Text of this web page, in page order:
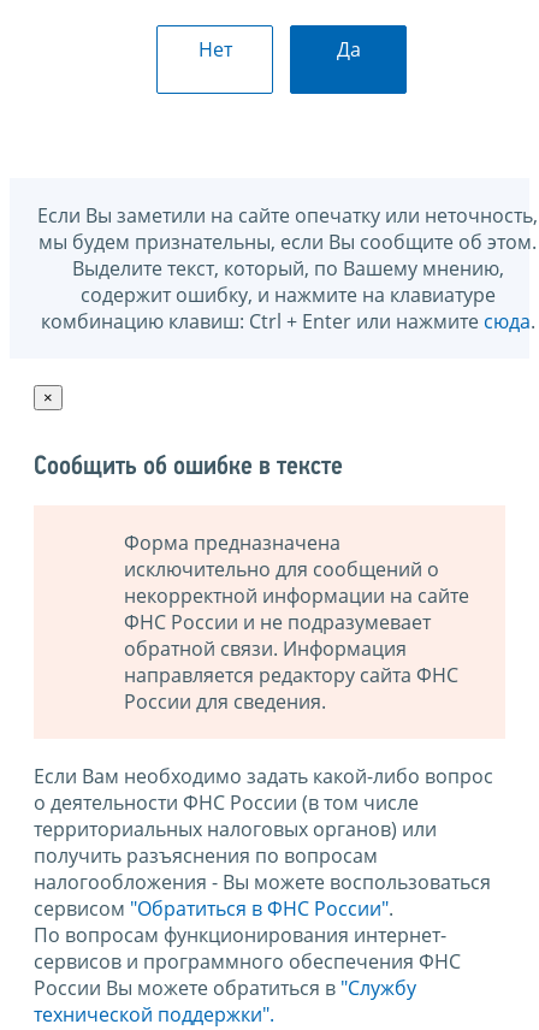
Нет Да
Если Вы заметили на сайте опечатку или неточность,
мы будем признательны, если Вы сообщите об этом.
Выделите текст, который, по Вашему мнению,
содержит ошибку, и нажмите на клавиатуре
комбинацию клавиш: Ctrl + Enter или нажмите сюда.
×
Сообщить об ошибке в тексте
Форма предназначена
исключительно для сообщений о
некорректной информации на сайте
ФНС России и не подразумевает
обратной связи. Информация
направляется редактору сайта ФНС
России для сведения.
Если Вам необходимо задать какой-либо вопрос
о деятельности ФНС России (в том числе
территориальных налоговых органов) или
получить разъяснения по вопросам
налогообложения - Вы можете воспользоваться
сервисом "Обратиться в ФНС России".
По вопросам функционирования интернет-
сервисов и программного обеспечения ФНС
России Вы можете обратиться в "Службу
технической поддержки".